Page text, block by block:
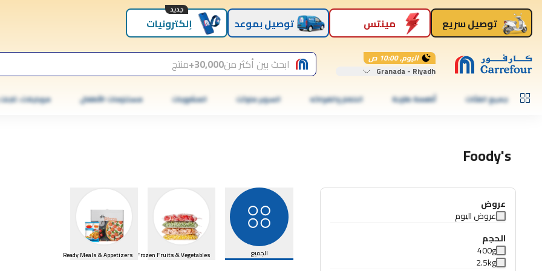
توصيل سريع مينتس توصيل بموعد إلكترونيات
جديد
اليوم, 10:00 ص
Granada - Riyadh
ابحث بين أكثر من30,000+ منتج
جميع الفئات أطعمة طازجة الخضار والفواكه السوبر ماركت المشروبات مستلزمات الأطفال موبايلات،
Foody's
عروض
عروض اليوم
الحجم
400g
2.5kg
الجميع Frozen Fruits & Vegetables
Ready Meals & Appetizers